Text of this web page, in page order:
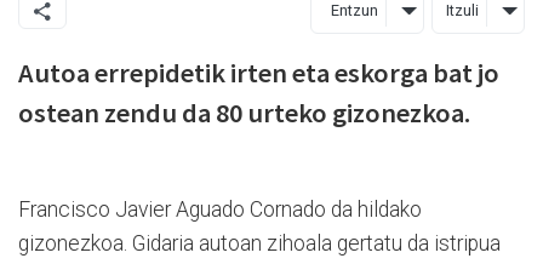
Entzun Itzuli
Autoa errepidetik irten eta eskorga bat jo
ostean zendu da 80 urteko gizonezkoa.
Francisco Javier Aguado Cornado da hildako
gizonezkoa. Gidaria autoan zihoala gertatu da istripua